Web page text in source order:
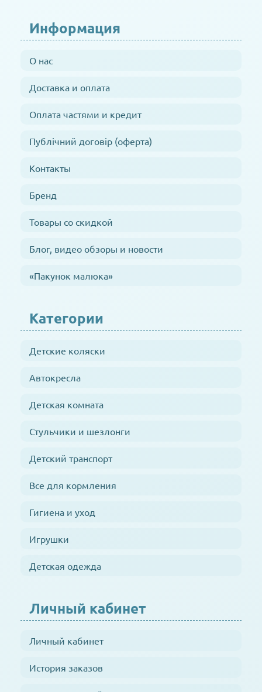
Информация
О нас
Доставка и оплата
Оплата частями и кредит
Публічний договір (оферта)
Контакты
Бренд
Товары со скидкой
Блог, видео обзоры и новости
«Пакунок малюка»
Категории
Детские коляски
Автокресла
Детская комната
Стульчики и шезлонги
Детский транспорт
Все для кормления
Гигиена и уход
Игрушки
Детская одежда
Личный кабинет
Личный кабинет
История заказов